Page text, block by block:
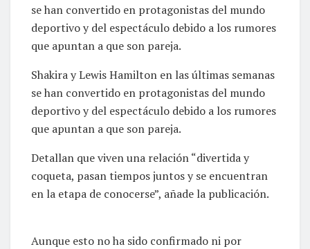
se han convertido en protagonistas del mundo
deportivo y del espectáculo debido a los rumores
que apuntan a que son pareja.
Shakira y Lewis Hamilton en las últimas semanas
se han convertido en protagonistas del mundo
deportivo y del espectáculo debido a los rumores
que apuntan a que son pareja.
Detallan que viven una relación “divertida y
coqueta, pasan tiempos juntos y se encuentran
en la etapa de conocerse”, añade la publicación.
Aunque esto no ha sido confirmado ni por